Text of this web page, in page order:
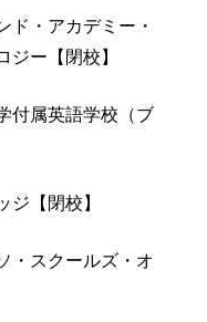
ド・アカデミー・
ジー【閉校】
付属英語学校（ブ
ジ【閉校】
・スクールズ・オ